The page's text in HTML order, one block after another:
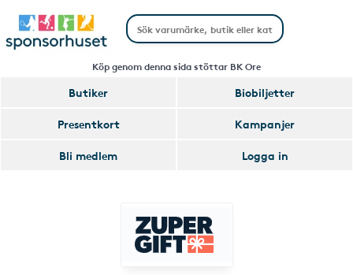
Köp genom denna sida stöttar BK Ore
Butiker
Biobiljetter
Presentkort
Kampanjer
Bli medlem
Logga in